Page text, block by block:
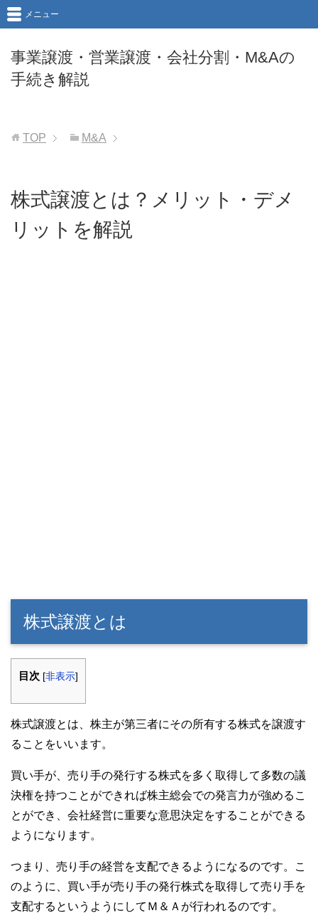
事業譲渡・営業譲渡・会社分割・M&Aの
手続き解説
メニュー
TOP M&A
株式譲渡とは？メリット・デメ
リットを解説
株式譲渡とは
目次 [非表示]
株式譲渡とは、株主が第三者にその所有する株式を譲渡す
ることをいいます。
買い手が、売り手の発行する株式を多く取得して多数の議
決権を持つことができれば株主総会での発言力が強めるこ
とができ、会社経営に重要な意思決定をすることができる
ようになります。
つまり、売り手の経営を支配できるようになるのです。こ
のように、買い手が売り手の発行株式を取得して売り手を
支配するというようにしてＭ＆Ａが行われるのです。